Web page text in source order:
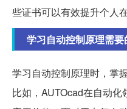
些证书可以有效提升个人
学习自动控制原理需
学习自动控制原理时，掌
比如，AUTOcad在自动